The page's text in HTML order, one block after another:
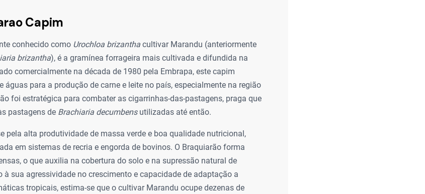
Capim
conhecido como Urochloa brizantha cultivar Marandu (anteriormente
brizantha), é a gramínea forrageira mais cultivada e difundida na
comercialmente na década de 1980 pela Embrapa, este capim
águas para a produção de carne e leite no país, especialmente na região
foi estratégica para combater as cigarrinhas-das-pastagens, praga que
pastagens de Brachiaria decumbensutilizadas até então.
pela alta produtividade de massa verde e boa qualidade nutricional,
em sistemas de recria e engorda de bovinos. O Braquiarão forma
o que auxilia na cobertura do solo e na supressão natural de
à sua agressividade no crescimento e capacidade de adaptação a
tropicais, estima-se que o cultivar Marandu ocupe dezenas de